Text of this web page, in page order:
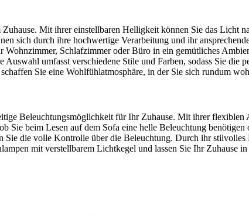
Mit ihrer einstellbaren Helligkeit können Sie das Licht
sich durch ihre hochwertige Verarbeitung und ihr
Schlafzimmer oder Büro in ein gemütliches
umfasst verschiedene Stile und Farben, sodass Sie
Sie eine Wohlfühlatmosphäre, in der Sie sich rundum
Beleuchtungsmöglichkeit für Ihr Zuhause. Mit ihrer
Sie beim Lesen auf dem Sofa eine helle Beleuchtung benötigen
Sie die volle Kontrolle über die Beleuchtung. Durch ihr
mit verstellbarem Lichtkegel und lassen Sie Ihr Zuhause